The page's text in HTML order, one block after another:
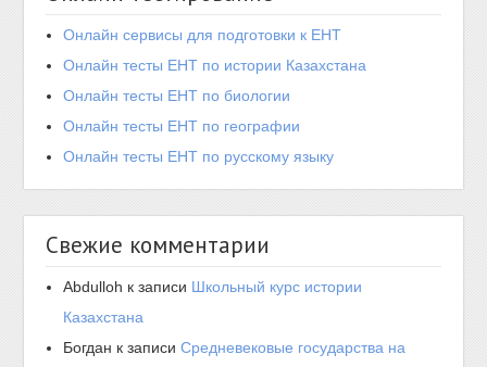
Онлайн сервисы для подготовки к ЕНТ
Онлайн тесты ЕНТ по истории Казахстана
Онлайн тесты ЕНТ по биологии
Онлайн тесты ЕНТ по географии
Онлайн тесты ЕНТ по русскому языку
Свежие комментарии
Abdulloh к записи Школьный курс истории
Казахстана
Богдан к записиСредневековые государства на